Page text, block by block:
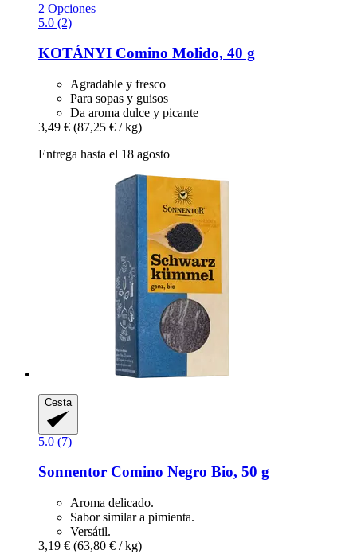
2 Opciones
5.0 (2)
KOTÁNYI Comino Molido, 40 g
Agradable y fresco
Para sopas y guisos
Da aroma dulce y picante
3,49 € (87,25 € / kg)
Entrega hasta el 18 agosto
Cesta
5.0 (7)
Sonnentor Comino Negro Bio, 50 g
Aroma delicado.
Sabor similar a pimienta.
Versátil.
3,19 € (63,80 € / kg)